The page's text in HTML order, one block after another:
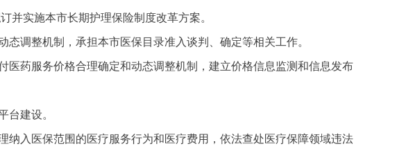
并实施本市长期护理保险制度改革方案。
调整机制，承担本市医保目录准入谈判、确定等相关工作。
药服务价格合理确定和动态调整机制，建立价格信息监测和信息发布
台建设。
入医保范围的医疗服务行为和医疗费用，依法查处医疗保障领域违法